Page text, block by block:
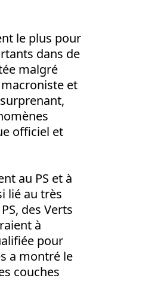
le plus pour
dans de
malgré
et
officiel et
au PS et à
lié au très
des Verts
à
pour
a montré le
couches